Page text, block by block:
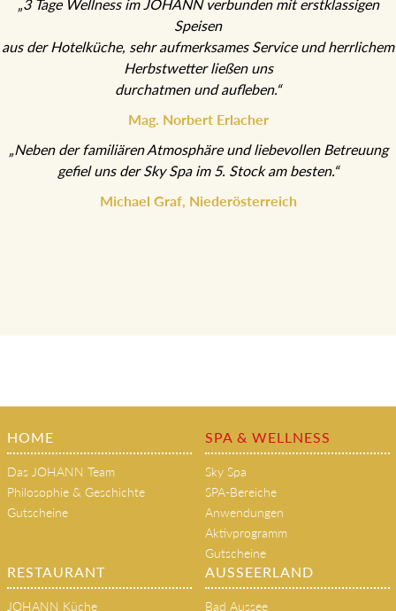
„3 Tage Wellness im JOHANN verbunden mit erstklassigen
Speisen
aus der Hotelküche, sehr aufmerksames Service und herrlichem
Herbstwetter ließen uns
durchatmen und aufleben.“
Mag. Norbert Erlacher
„Neben der familiären Atmosphäre und liebevollen Betreuung
gefiel uns der Sky Spa im 5. Stock am besten.“
Michael Graf, Niederösterreich
HOME
Das JOHANN Team
Philosophie & Geschichte
Gutscheine
SPA & WELLNESS
Sky Spa
SPA-Bereiche
Anwendungen
Aktivprogramm
Gutscheine
RESTAURANT
JOHANN Küche
AUSSEERLAND
Bad Aussee